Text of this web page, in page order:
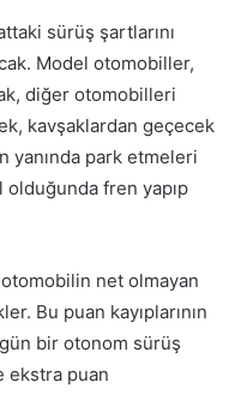
sürüş şartlarını
Model otomobiller,
diğer otomobilleri
kavşaklardan geçecek
yanında park etmeleri
fren yapıp
otomobilin net olmayan
Bu puan kayıplarının
bir otonom sürüş
ekstra puan